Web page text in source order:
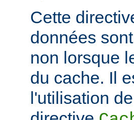
Cette
données
non lorsque
du cache. Il
l'utilisation